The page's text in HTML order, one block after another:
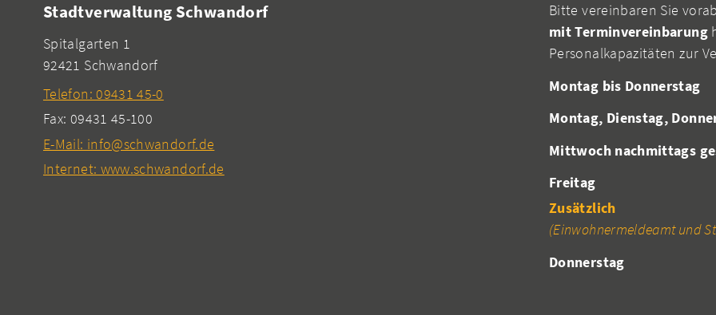
Stadtverwaltung Schwandorf
Spitalgarten 1
92421 Schwandorf
Telefon: 09431 45-0
Fax: 09431 45-100
E-Mail: info@schwandorf.de
Internet: www.schwandorf.de
Bitte vereinbaren Sie
mit Terminvereinbarung
Personalkapazitäten zur
Montag bis Donnerstag
Montag, Dienstag,
Mittwoch nachmittags
Freitag
Zusätzlich
(Einwohnermeldeamt und
Donnerstag